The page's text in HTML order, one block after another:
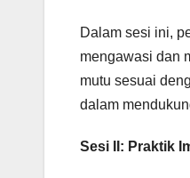
Dalam sesi ini,
mengawasi dan
mutu sesuai
dalam
Sesi II: Praktik